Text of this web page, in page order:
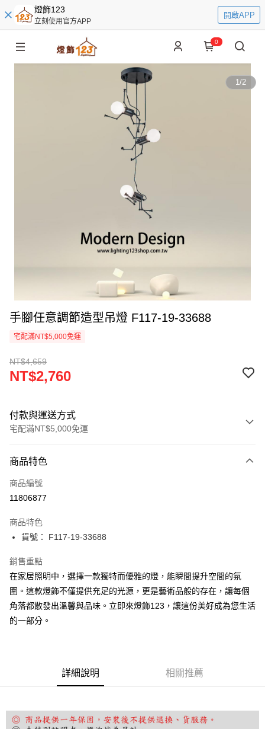
燈飾123
立刻使用官方APP
開啟APP
0
1/2
手腳任意調節造型吊燈 F117-19-33688
宅配滿NT$5,000免運
NT$4,659
NT$2,760
付款與運送方式
宅配滿NT$5,000免運
信用卡一次付款
LINE Pay
街口支付
悠遊付
Google Pay
全盈+PAY
AFTEE先享後付
【「AFTEE先享後付」結帳流程】
每筆NT$180，滿NT$5,000(含以上)免運費
商品特色
商品編號
11806877
商品特色
貨號： F117-19-33688
銷售重點
在家居照明中，選擇一款獨特而優雅的燈，能瞬間提升空間的氛
圍。這款燈飾不僅提供充足的光源，更是藝術品般的存在，讓每個
角落都散發出溫馨與品味。立即來燈飾123，讓這份美好成為您生活
的一部分。
詳細說明 相關推薦